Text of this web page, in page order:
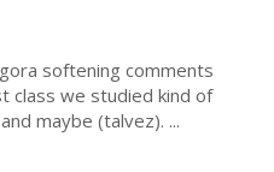
softening comments
class we studied kind of
maybe (talvez). ...